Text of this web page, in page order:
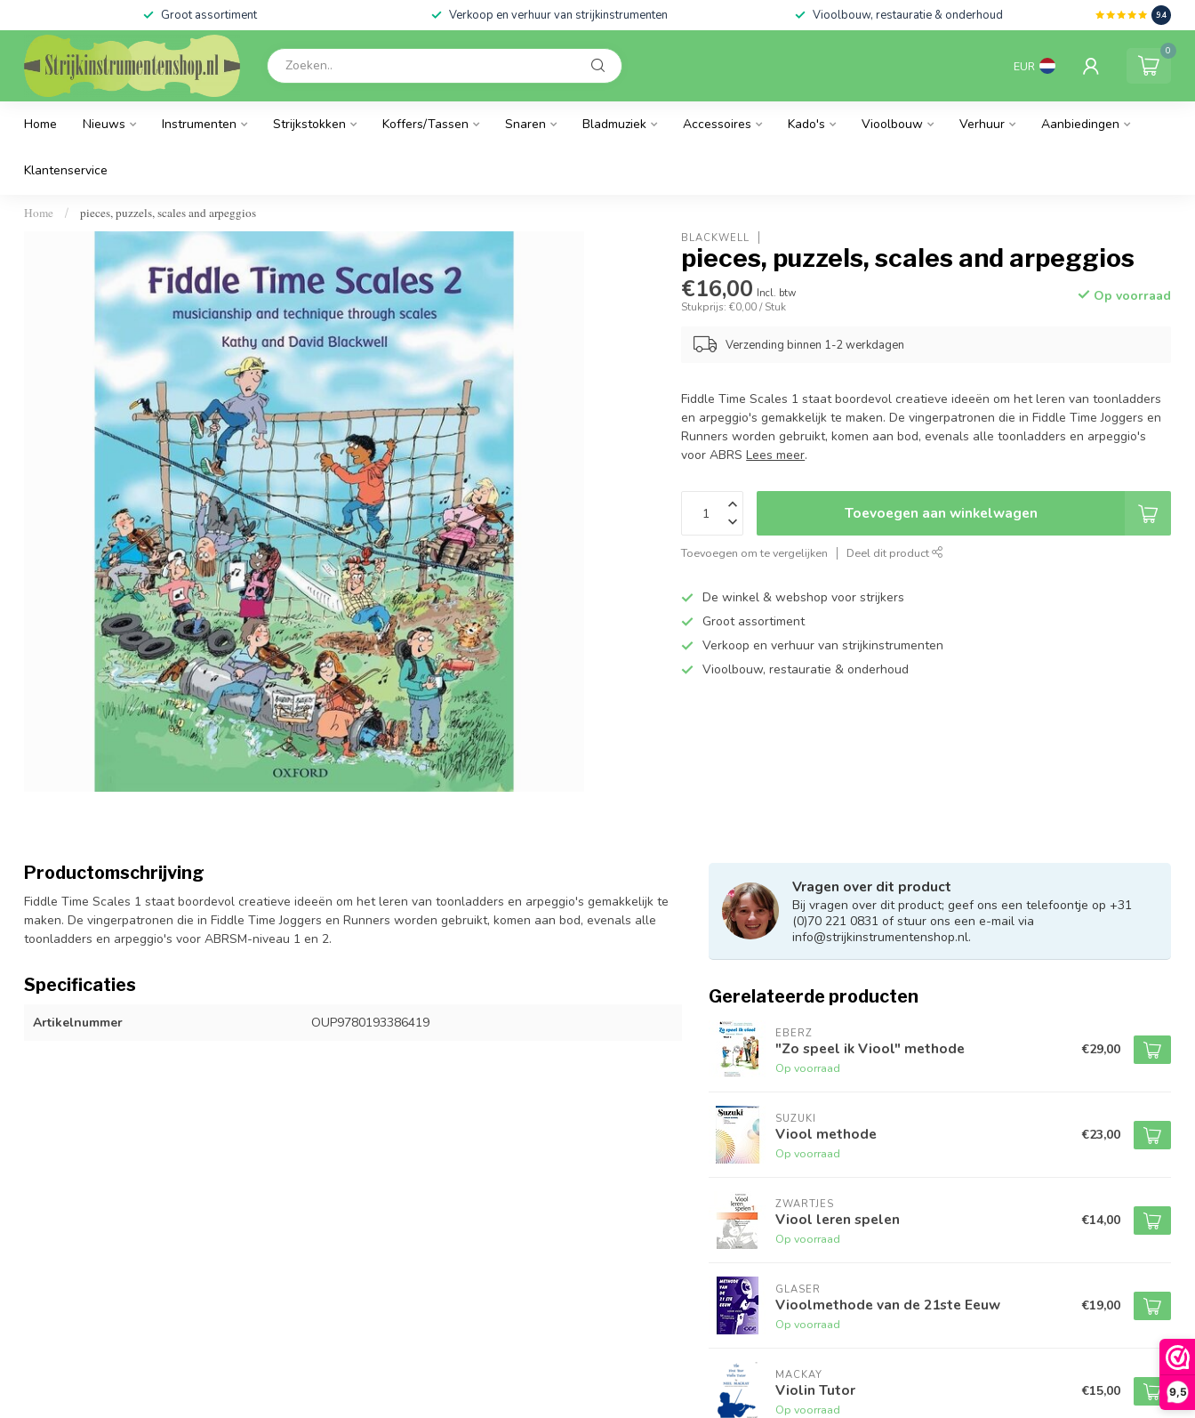
9,5
Groot assortiment Verkoop en verhuur van strijkinstrumenten Vioolbouw, restauratie & onderhoud 9.4
EUR
0
Home Nieuws Instrumenten Strijkstokken Koffers/Tassen Snaren Bladmuziek Accessoires Kado's Vioolbouw Verhuur Aanbiedingen
Klantenservice
Home / pieces, puzzels, scales and arpeggios
BLACKWELL
pieces, puzzels, scales and arpeggios
€16,00 Incl. btw
Stukprijs: €0,00 / Stuk
Op voorraad
Verzending binnen 1-2 werkdagen
Fiddle Time Scales 1 staat boordevol creatieve ideeën om het leren van toonladders
en arpeggio's gemakkelijk te maken. De vingerpatronen die in Fiddle Time Joggers en
Runners worden gebruikt, komen aan bod, evenals alle toonladders en arpeggio's
voor ABRSLees meer.
Toevoegen aan winkelwagen
Toevoegen om te vergelijken Deel dit product
De winkel & webshop voor strijkers
Groot assortiment
Verkoop en verhuur van strijkinstrumenten
Vioolbouw, restauratie & onderhoud
Productomschrijving
Fiddle Time Scales 1 staat boordevol creatieve ideeën om het leren van toonladders en arpeggio's gemakkelijk te
maken. De vingerpatronen die in Fiddle Time Joggers en Runners worden gebruikt, komen aan bod, evenals alle
toonladders en arpeggio's voor ABRSM-niveau 1 en 2.
Specificaties
Artikelnummer OUP9780193386419
Vragen over dit product
Bij vragen over dit product; geef ons een telefoontje op +31
(0)70 221 0831 of stuur ons een e-mail via
info@strijkinstrumentenshop.nl.
Gerelateerde producten
EBERZ
"Zo speel ik Viool" methode
Op voorraad
€29,00
SUZUKI
Viool methode
Op voorraad
€23,00
ZWARTJES
Viool leren spelen
Op voorraad
€14,00
GLASER
Vioolmethode van de 21ste Eeuw
Op voorraad
€19,00
MACKAY
Violin Tutor
Op voorraad
€15,00